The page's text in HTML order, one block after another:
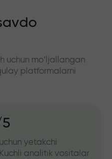
uchun mo‘ljallangan
platformalarni
yetakchi
analitik vositalar